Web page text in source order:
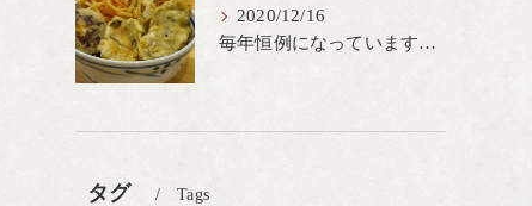
2020/12/16
毎年恒例になっています冬の名物、牡蠣天丼が販売開始です、広島県産の大粒牡蠣を使用し天ぷらならではのカリと衣クリーミーな味わいをどうぞ
タグ Tags